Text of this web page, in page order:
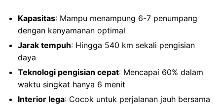
Kapasitas: Mampu menampung 6-7 penumpang
dengan kenyamanan optimal
Jarak tempuh: Hingga 540 km sekali pengisian
daya
Teknologi pengisian cepat: Mencapai 60% dalam
waktu singkat hanya 6 menit
Interior lega: Cocok untuk perjalanan jauh bersama